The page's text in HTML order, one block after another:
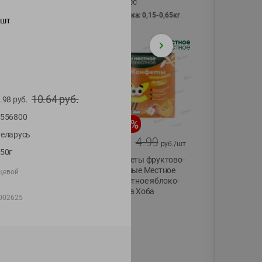
фасовка: 0,15-0,65кг
-13
5.99
копченые
20 шт упак
%
4.99 руб./шт
Конфеты фруктово-
ягодные Местное
известное яблоко-
тыква Хоба
шт
руб. 10.64руб.